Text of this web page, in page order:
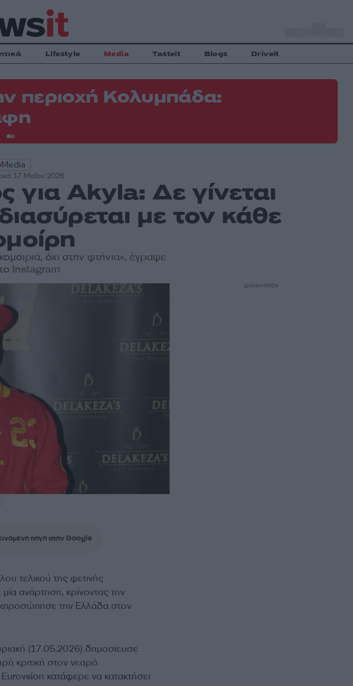
Lifestyle Media Tasteit Blogs Driveit
περιοχή Κολυμπάδα:
Media
17 Μαΐου 2026
για Akyla: Δε γίνεται
με τον κάθε
όχι στην φτήνια», έγραψε
Instagram
πηγή στην Google
τελικού της φετινής
μία ανάρτηση, κρίνοντας την
την Ελλάδα στον
(17.05.2026) δημοσίευσε
κριτική στον νεαρό
κατάφερε να κατακτήσει
ΔΙΑΦΗΜΙΣΗ